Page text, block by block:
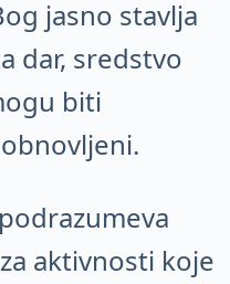
jasno stavlja
dar, sredstvo
biti
aktivnosti koje